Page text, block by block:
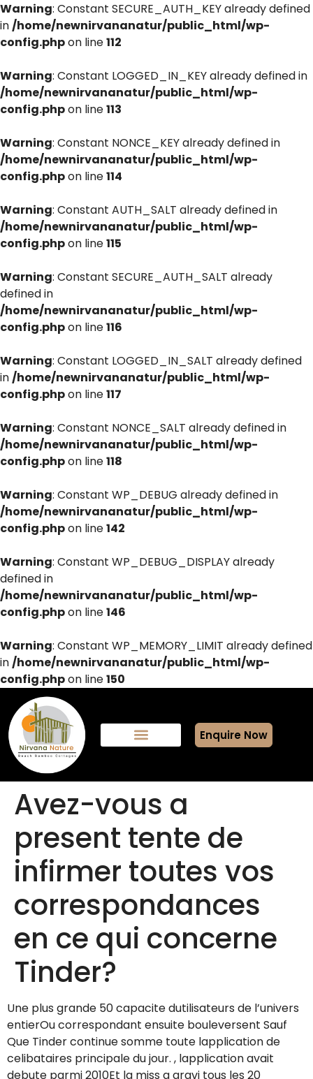
Warning: Constant SECURE_AUTH_KEY already defined
in/home/newnirvananatur/public_html/wp-
config.phpon line112
Warning: Constant LOGGED_IN_KEY already defined in
/home/newnirvananatur/public_html/wp-
config.phpon line113
Warning: Constant NONCE_KEY already defined in
/home/newnirvananatur/public_html/wp-
config.phpon line114
Warning: Constant AUTH_SALT already defined in
/home/newnirvananatur/public_html/wp-
config.phpon line115
Warning: Constant SECURE_AUTH_SALT already
defined in
/home/newnirvananatur/public_html/wp-
config.phpon line116
Warning: Constant LOGGED_IN_SALT already defined
in/home/newnirvananatur/public_html/wp-
config.phpon line117
Warning: Constant NONCE_SALT already defined in
/home/newnirvananatur/public_html/wp-
config.phpon line118
Warning: Constant WP_DEBUG already defined in
/home/newnirvananatur/public_html/wp-
config.phpon line142
Warning: Constant WP_DEBUG_DISPLAY already
defined in
/home/newnirvananatur/public_html/wp-
config.phpon line146
Warning: Constant WP_MEMORY_LIMIT already defined
in/home/newnirvananatur/public_html/wp-
config.phpon line150
Enquire Now
Avez-vous a
present tente de
infirmer toutes vos
correspondances
en ce qui concerne
Tinder?
Une plus grande 50 capacite dutilisateurs de l’univers
entierOu correspondant ensuite bouleversent Sauf
Que Tinder continue somme toute lapplication de
celibataires principale du jour. , lapplication avait
debute parmi 2010Et la miss a gravi tous les 20